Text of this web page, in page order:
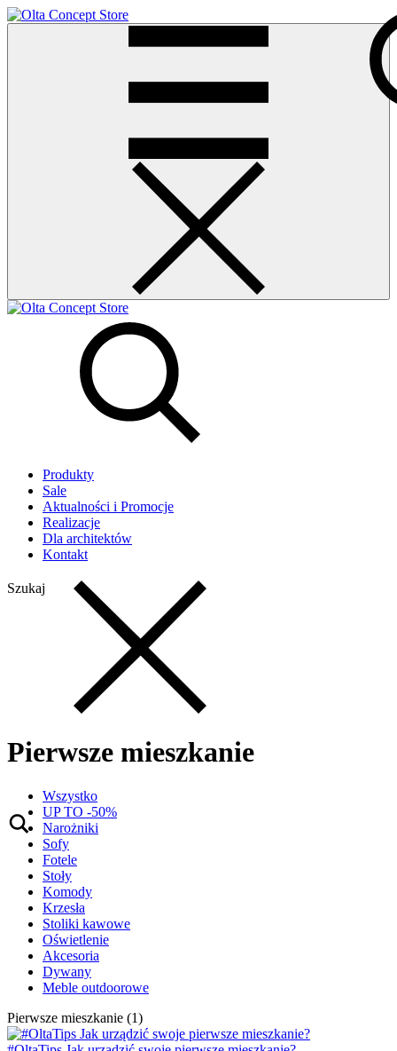
Produkty
Sale
Aktualności i Promocje
Realizacje
Dla architektów
Kontakt
Szukaj
Pierwsze mieszkanie
Wszystko
UP TO -50%
Narożniki
Sofy
Fotele
Stoły
Komody
Krzesła
Stoliki kawowe
Oświetlenie
Akcesoria
Dywany
Meble outdoorowe
Pierwsze mieszkanie (1)